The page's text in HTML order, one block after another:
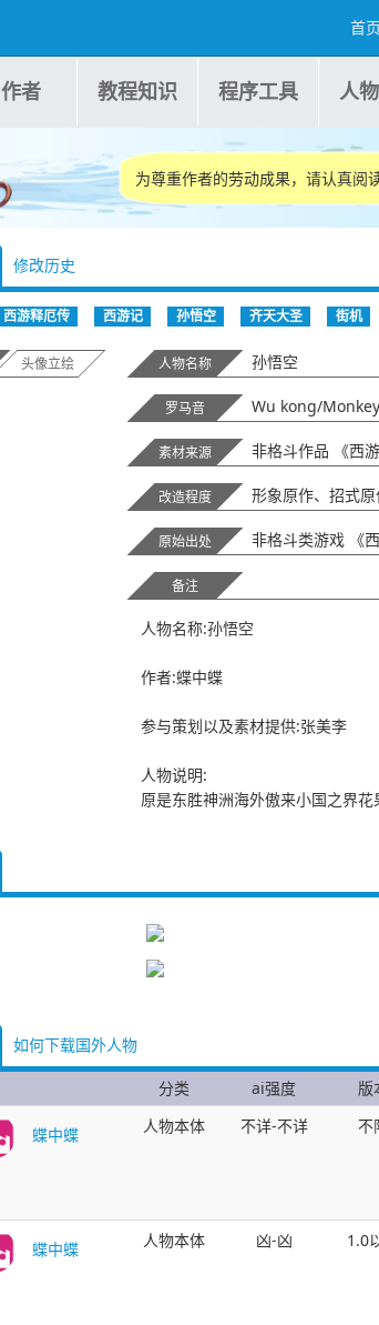
首页
作者 教程知识 程序工具 人
为尊重作者的劳动成果，请认真阅
修改历史
西游释厄传 西游记 孙悟空 齐天大圣 街机
头像立绘 人物名称 孙悟空
罗马音 Wu kong/
素材来源 非格斗作品 《西
改造程度 形象原作、招式
原始出处 非格斗类游戏 《
备注
人物名称:孙悟空
作者:蝶中蝶
参与策划以及素材提供:张美李
人物说明:
原是东胜神洲海外傲来小国之界
2025.4.21剔除红孩儿大元神 换成
如何下载国外人物
分类 ai强度 版
蝶中蝶 人物本体 不详-不详 不
蝶中蝶 人物本体 凶-凶 1.0